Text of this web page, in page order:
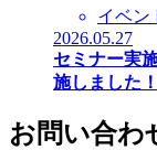
イベン
2026.05.27
セミナー実
施しました！
お問い合わ